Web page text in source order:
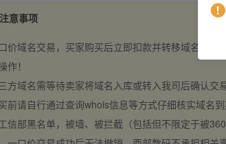
意事项
价域名交易，买家购买后立即扣款并转移域名，
作！
方域名需等待卖家将域名入库或转入我司后确认交
前请自行通过查询whois信息等方式仔细核实域名
信部黑名单，被墙、被拦截（包括但不限定于被